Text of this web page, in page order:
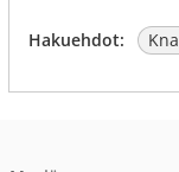
Hakuehdot: